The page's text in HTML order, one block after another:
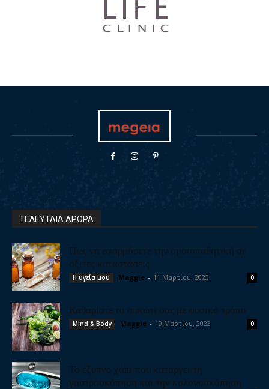
ΤΕΛΕΥΤΑΙΑ ΑΡΘΡΑ
Πως να εφαρμόσετε την ομοιοπαθητική σε
οξείες καταστάσεις
Η υγεία μου Maggie - 11 Μαρτίου, 2023 0
Καθαρίστε το συκώτι σας με φυσικό τρόπο
Mind & Body Maggie - 10 Μαρτίου, 2023 0
Το έξυπνο χάπι που καταργεί τη
γαστροσκόπηση και την κολονοσκόπηση